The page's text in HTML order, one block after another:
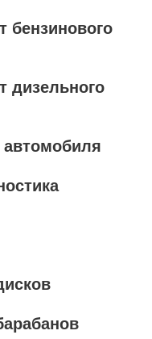
бензинового
дизельного
автомобиля